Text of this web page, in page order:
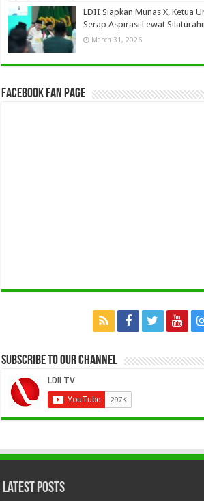
LDII Siapkan Munas X, Ketua
Serap Aspirasi Lewat
March 31, 2026
Facebook Fan Page
Subscribe to our Channel
Latest Posts